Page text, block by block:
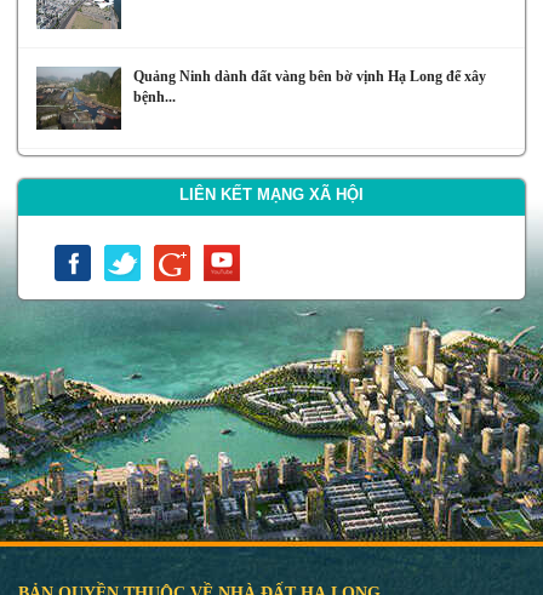
Quảng Ninh dành đất vàng bên bờ vịnh Hạ Long để xây
bệnh...
LIÊN KẾT MẠNG XÃ HỘI